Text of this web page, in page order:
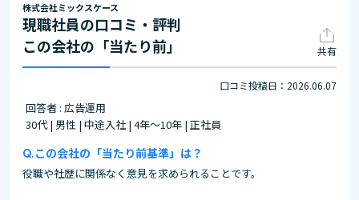
株式会社ミックスケース
現職社員の口コミ・評判
この会社の「当たり前」
共有
口コミ投稿日：2026.06.07
回答者 : 広告運用
30代 | 男性 | 中途入社 | 4年～10年 | 正社員
この会社の「当たり前基準」は？
役職や社歴に関係なく意見を求められることです。